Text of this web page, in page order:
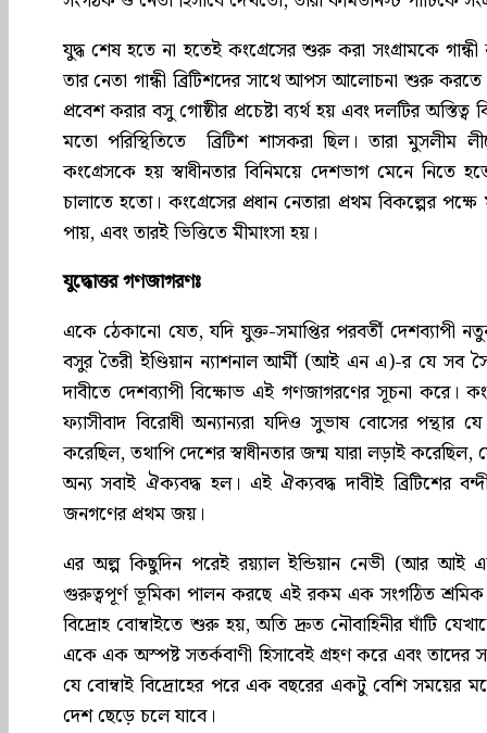
যুদ্ধ শেষ হতে না হতেই কংগ্রেসের শুরু করা সংগ্রামকে গান্ধী
তার নেতা গান্ধী ব্রিটিশদের সাথে আপস আলোচনা শুরু করতে
প্রবেশ করার বসু গোষ্ঠীর প্রচেষ্টা ব্যর্থ হয় এবং দলটির
মতো পরিস্থিতিতে ব্রিটিশ শাসকরা ছিল। তারা মুসলীম
কংগ্রেসকে হয় স্বাধীনতার বিনিময়ে দেশভাগ মেনে
চালাতে হতো। কংগ্রেসের প্রধান নেতারা প্রথম বিকল্পের
পায়, এবং তারই ভিত্তিতে মীমাংসা হয়।
যুদ্ধোত্তর গণজাগরণঃ
একে ঠেকানো যেত, যদি যুক্ত-সমাপ্তির পরবর্তী দেশব্যাপী
বসুর তৈরী ইণ্ডিয়ান ন্যাশনাল আর্মী (আই এন এ)-র যে সব
দাবীতে দেশব্যাপী বিক্ষোভ এই গণজাগরণের সূচনা করে।
ফ্যাসীবাদ বিরোধী অন্যান্যরা যদিও সুভাষ বোসের
করেছিল, তথাপি দেশের স্বাধীনতার জন্ম যারা লড়াই
অন্য সবাই ঐক্যবদ্ধ হল। এই ঐক্যবদ্ধ দাবীই ব্রিটিশের
জনগণের প্রথম জয়।
এর অল্প কিছুদিন পরেই রয়্যাল ইন্ডিয়ান নেভী (আর আই
গুরুত্বপূর্ণ ভূমিকা পালন করছে এই রকম এক সংগঠিত শ্রমিক
বিদ্রোহ বোম্বাইতে শুরু হয়, অতি দ্রুত নৌবাহিনীর ঘাঁটি
একে এক অস্পষ্ট সতর্কবাণী হিসাবেই গ্রহণ করে এবং তাদের
যে বোম্বাই বিদ্রোহের পরে এক বছরের একটু বেশি সময়ের
দেশ ছেড়ে চলে যাবে।